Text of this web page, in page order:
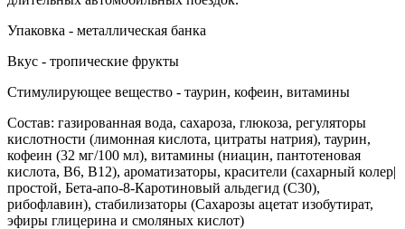
Упаковка - металлическая банка
Вкус - тропические фрукты
Стимулирующее вещество - таурин, кофеин, витамины
Состав: газированная вода, сахароза, глюкоза, регуляторы
кислотности (лимонная кислота, цитраты натрия), таурин,
кофеин (32 мг/100 мл), витамины (ниацин, пантотеновая
кислота, В6, В12), ароматизаторы, красители (сахарный колер|
простой, Бета-апо-8-Каротиновый альдегид (С30),
рибофлавин), стабилизаторы (Сахарозы ацетат изобутират,
эфиры глицерина и смоляных кислот)